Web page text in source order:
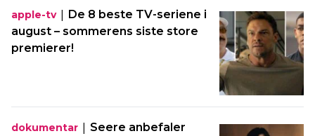
apple-tv| De 8 beste TV-seriene i
august – sommerens siste store
premierer!
dokumentar | Seere anbefaler